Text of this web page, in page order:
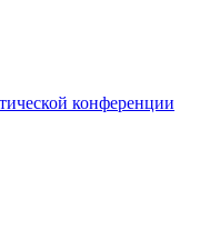
конференции